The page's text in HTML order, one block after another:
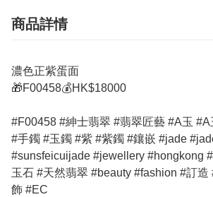
商品詳情
濃色正紫蛋面
🎁F00458💰HK$18000
#F00458 #紳士翡翠 #翡翠匠藝 #A玉 #A
#手鐲 #玉鐲 #紫 #紫鐲 #鑲嵌 #jade
#sunsfeicuijade #jewellery #hongkong
玉石 #天然翡翠 #beauty #fashion #訂造
飾 #EC